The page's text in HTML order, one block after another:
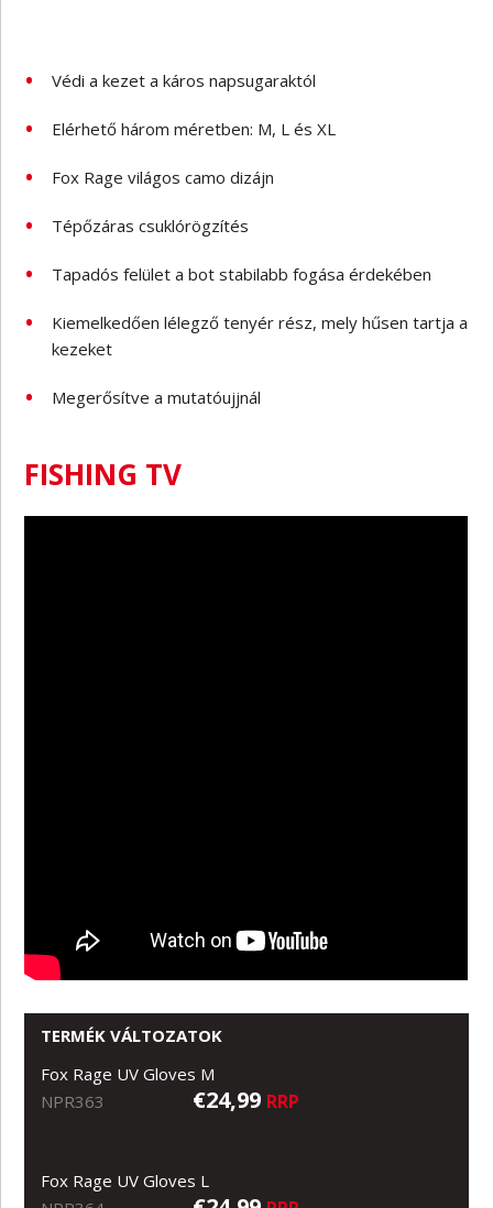
Védi a kezet a káros napsugaraktól
Elérhető három méretben: M, L és XL
Fox Rage világos camo dizájn
Tépőzáras csuklórögzítés
Tapadós felület a bot stabilabb fogása érdekében
Kiemelkedően lélegző tenyér rész, mely hűsen tartja a
kezeket
Megerősítve a mutatóujjnál
FISHING TV
TERMÉK VÁLTOZATOK
Fox Rage UV Gloves M
NPR363
€24,99 RRP
Fox Rage UV Gloves L